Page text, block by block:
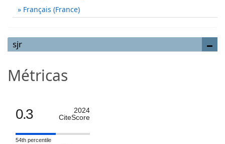
Français (France)
sjr
Métricas
0.3
2024
CiteScore
54th percentile